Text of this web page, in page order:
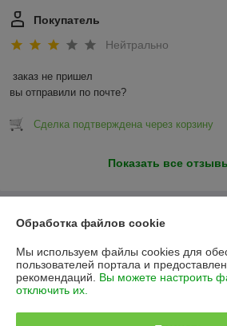
Покупатель
Нейтрально
заказ не пришел
вы отправили по почте?
Сделка подтверждена через корзину
Показать все
О нас
Контакты
Доставка и оплата
Обработка файлов cookie
Мы используем файлы cookies для
пользователей портала и
рекомендаций. Вы можете настроить
отключить их.